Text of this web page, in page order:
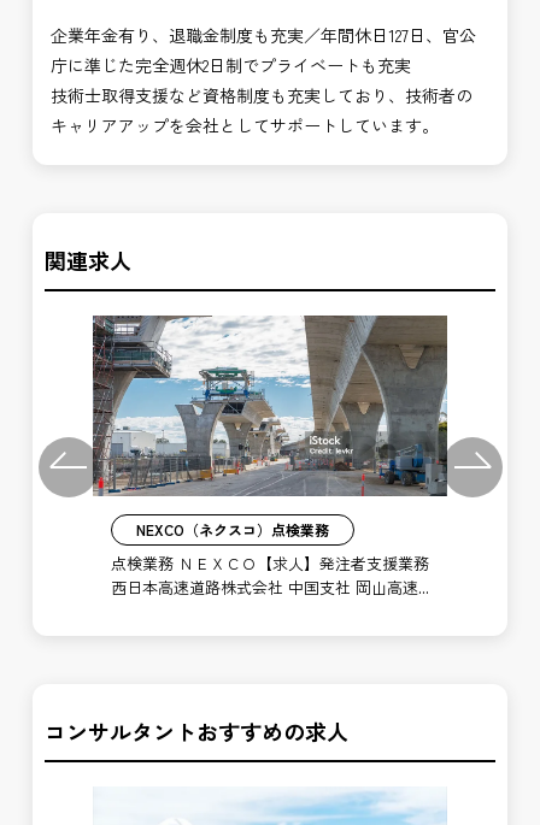
企業年金有り、退職金制度も充実／年間休日127日、官公
庁に準じた完全週休2日制でプライベートも充実
技術士取得支援など資格制度も充実しており、技術者の
キャリアアップを会社としてサポートしています。
関連求人
Previous
NEXCO（ネクスコ）点検業務
点検業務 ＮＥＸＣＯ【求人】発注者支援業務
西日本高速道路株式会社 中国支社 岡山高速
Next
コンサルタントおすすめの求人